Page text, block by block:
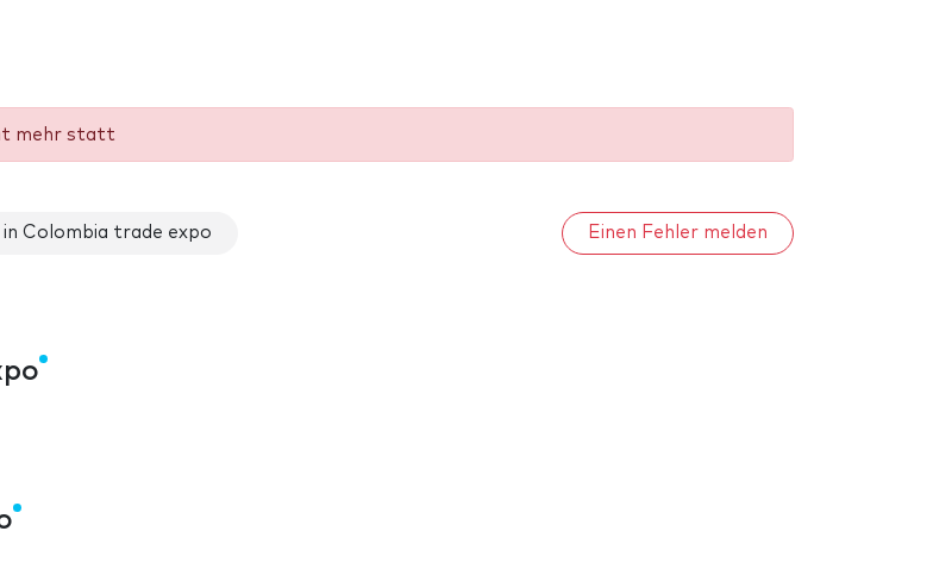
mehr statt
in Colombia trade expo Einen Fehler melden